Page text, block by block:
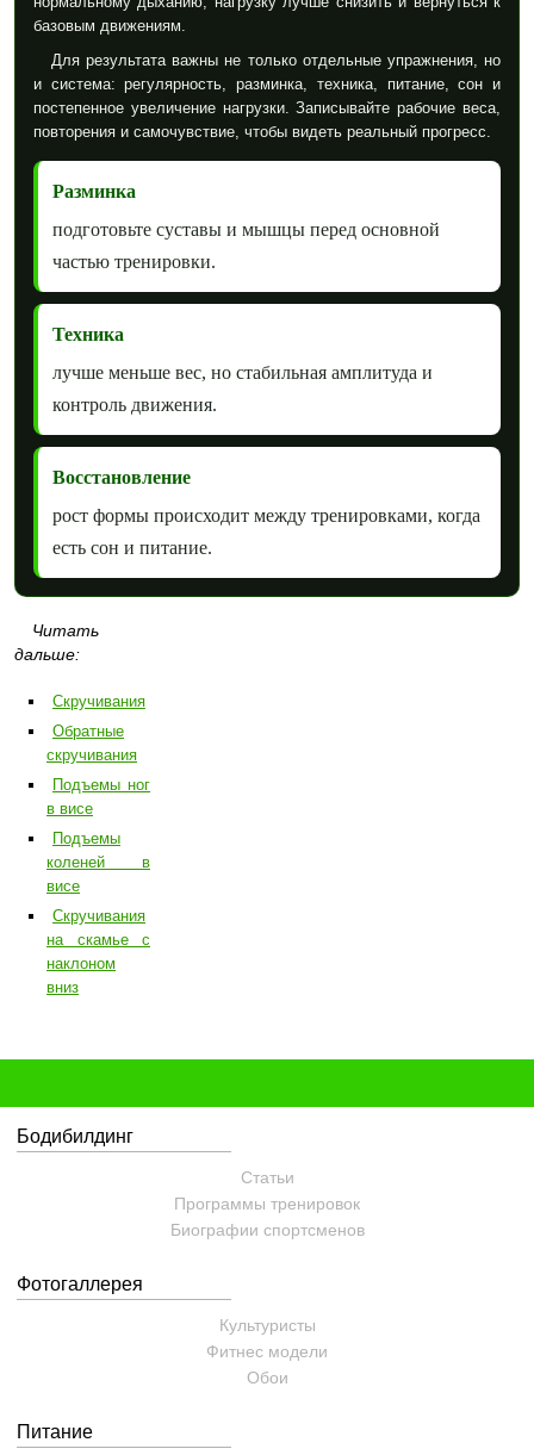
базовым движениям.
Для результата важны не только отдельные упражнения, но
и система: регулярность, разминка, техника, питание, сон и
постепенное увеличение нагрузки. Записывайте рабочие веса,
повторения и самочувствие, чтобы видеть реальный прогресс.
Разминка
подготовьте суставы и мышцы перед основной
частью тренировки.
Техника
лучше меньше вес, но стабильная амплитуда и
контроль движения.
Восстановление
рост формы происходит между тренировками, когда
есть сон и питание.
Читать
дальше:
Скручивания
Обратные
скручивания
Подъемы ног
в висе
Подъемы
коленей в
висе
Скручивания
на скамье с
наклоном
вниз
Бодибилдинг
Статьи
Программы тренировок
Биографии спортсменов
Фотогаллерея
Культуристы
Фитнес модели
Обои
Питание